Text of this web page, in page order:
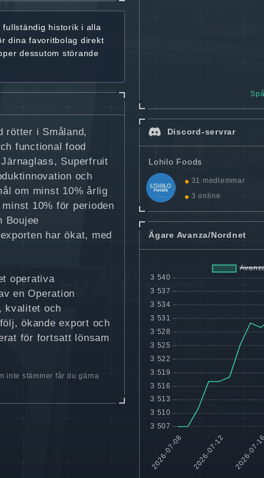
fullständig historik i alla
dina favoritbolag direkt
dessutom störande
rötter i Småland,
functional food
Superfruit
och
om minst 10% årlig
10% för perioden
Boujee
har ökat, med
operativa
en Operation
kvalitet och
ökande export och
för fortsatt lönsam
inte stämmer får du gärna
Discord-servrar
Lohilo Foods
31 medlemmar
3 online
Ägare Avanza/Nordnet